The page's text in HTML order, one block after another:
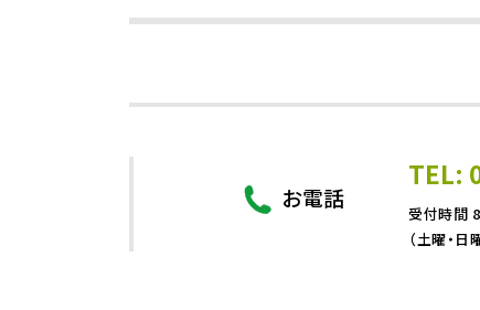
お電話
TEL:
受付時間
（土曜・日